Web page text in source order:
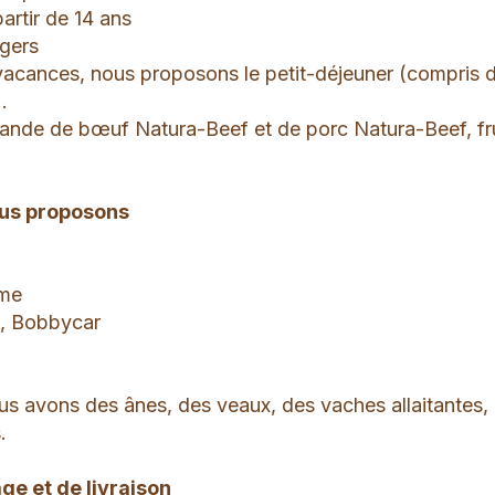
de 14 ans
nous proposons le petit-déjeuner (compris
de bœuf Natura-Beef et de porc Natura-Beef,
proposons
Bobbycar
avons des ânes, des veaux, des vaches allaitantes,
et de livraison